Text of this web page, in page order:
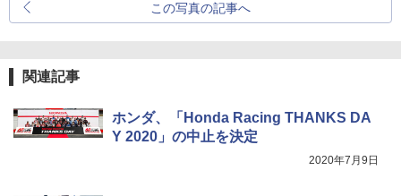
この写真の記事へ
関連記事
ホンダ、「Honda Racing THANKS DA
Y 2020」の中止を決定
2020年7月9日